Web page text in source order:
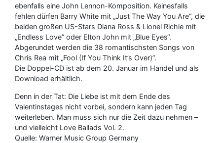
ebenfalls eine John Lennon-Komposition. Keinesfalls
fehlen dürfen Barry White mit „Just The Way You Are“, die
beiden großen US-Stars Diana Ross & Lionel Richie mit
„Endless Love” oder Elton John mit „Blue Eyes“.
Abgerundet werden die 38 romantischsten Songs von
Chris Rea mit „Fool (If You Think It’s Over)”.
Die Doppel-CD ist ab dem 20. Januar im Handel und als
Download erhältlich.
Denn in der Tat: Die Liebe ist mit dem Ende des
Valentinstages nicht vorbei, sondern kann jeden Tag
weiterleben. Man muss sich nur die Zeit dazu nehmen –
und vielleicht Love Ballads Vol. 2.
Quelle: Warner Music Group Germany